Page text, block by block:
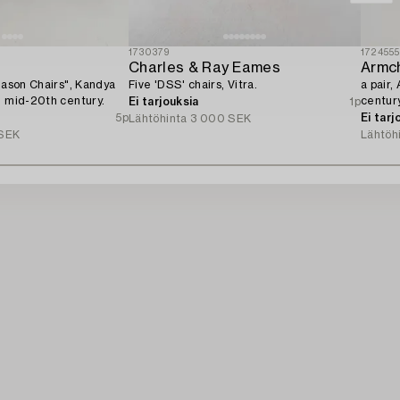
Chairs", Kandya
mid-20th century.
5p
1730379
Charles & Ray Eames
Five 'DSS' chairs, Vitra.
Ei tarjouksia
1p
Lähtöhinta 3 000 SEK
1724555
a pair,
Ei